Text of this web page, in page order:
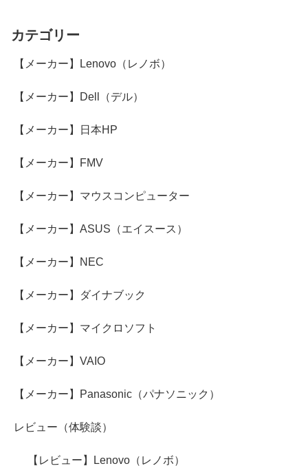
カテゴリー
【メーカー】Lenovo（レノボ）
【メーカー】Dell（デル）
【メーカー】日本HP
【メーカー】FMV
【メーカー】マウスコンピューター
【メーカー】ASUS（エイスース）
【メーカー】NEC
【メーカー】ダイナブック
【メーカー】マイクロソフト
【メーカー】VAIO
【メーカー】Panasonic（パナソニック）
レビュー（体験談）
【レビュー】Lenovo（レノボ）